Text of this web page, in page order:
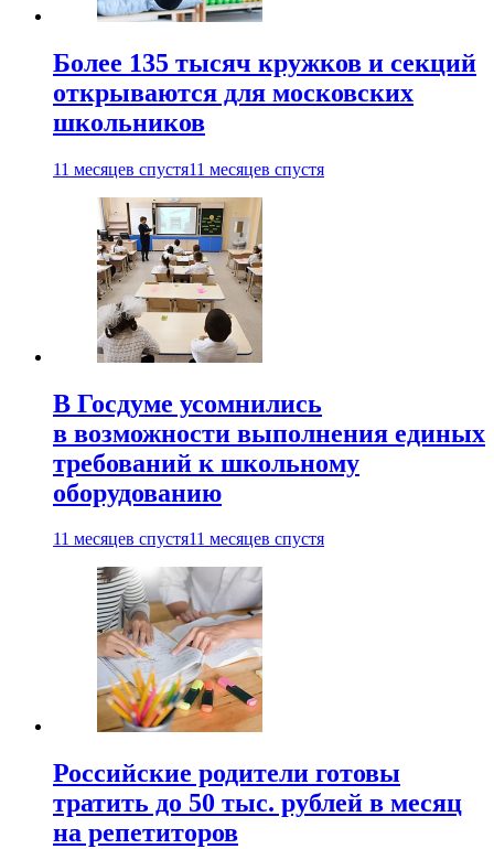
Более 135 тысяч кружков и секций
открываются для московских
школьников
11 месяцев спустя11 месяцев спустя
В Госдуме усомнились
в возможности выполнения единых
требований к школьному
оборудованию
11 месяцев спустя11 месяцев спустя
Российские родители готовы
тратить до 50 тыс. рублей в месяц
на репетиторов